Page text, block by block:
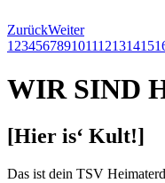
ZurückWeiter
1 23456789101112131415
WIR SIND
[Hier is‘ Kult!]
Das ist dein TSV